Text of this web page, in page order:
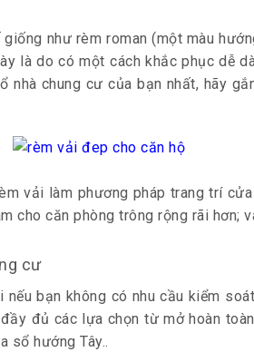
như rèm roman (một màu
là do có một cách khắc phục dễ
nhà chung cư của bạn nhất, hãy
vải làm phương pháp trang trí
cho căn phòng trông rộng rãi
cư
bạn không có nhu cầu kiểm
đủ các lựa chọn từ mở hoàn
sổ hướng Tây..